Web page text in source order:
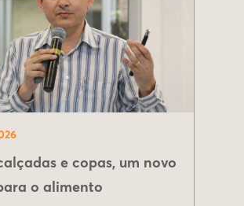
e copas, um novo
o alimento